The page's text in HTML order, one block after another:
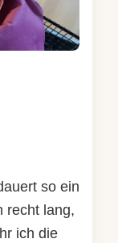
so ein
recht lang,
ich die